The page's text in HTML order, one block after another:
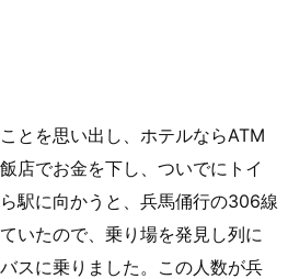
とを思い出し、ホテルならATM
店でお金を下し、ついでにトイ
駅に向かうと、兵馬俑行の306線
いたので、乗り場を発見し列に
スに乗りました。この人数が兵